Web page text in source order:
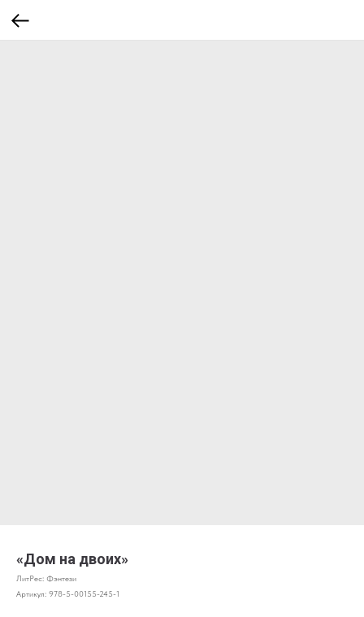
«Дом на двоих»
ЛитРес: Фэнтези
Артикул: 978-5-00155-245-1